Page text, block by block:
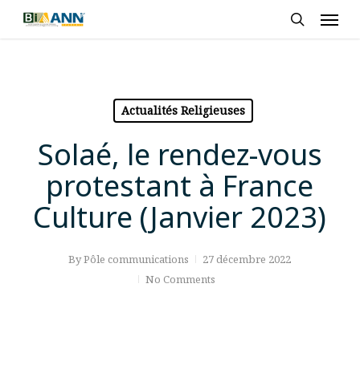
Skip
Actualités Religieuses
Solaé, le rendez-vous
protestant à France
Culture (Janvier 2023)
ByPôle communications
27 décembre 2022
No Comments